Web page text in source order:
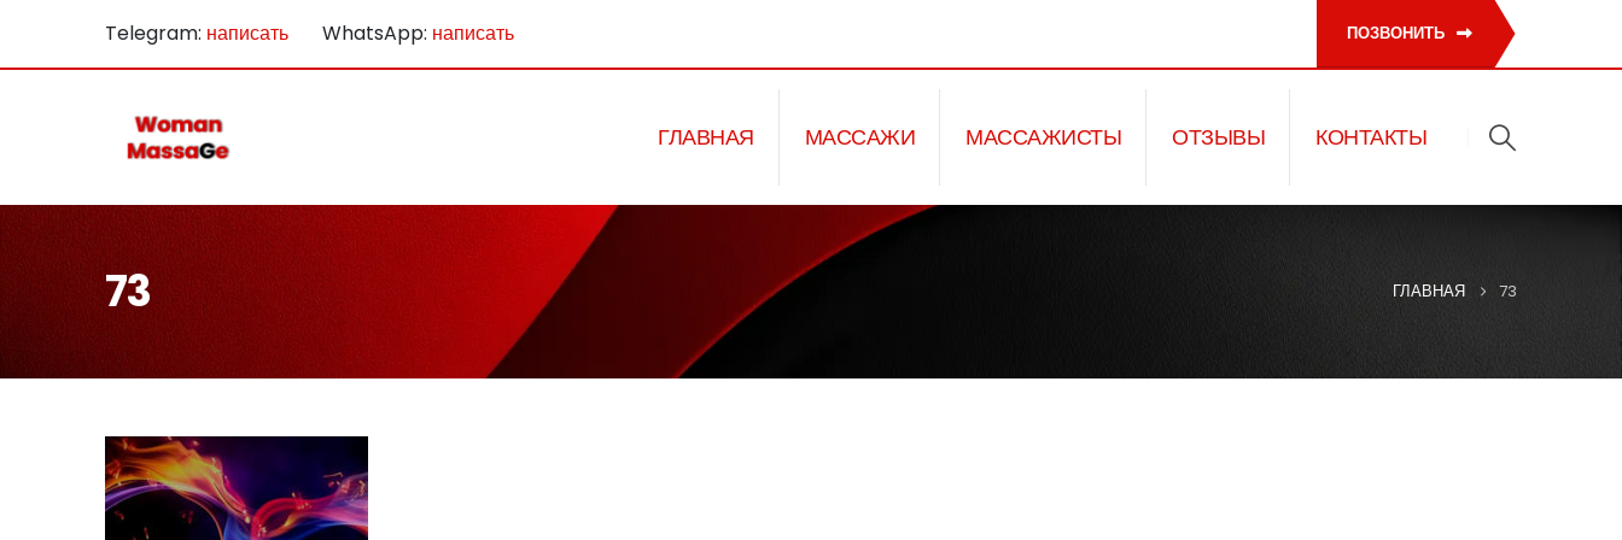
Telegram: написать WhatsApp: написать ПОЗВОНИТЬ
ГЛАВНАЯ МАССАЖИ МАССАЖИСТЫ ОТЗЫВЫ КОНТАКТЫ
73 ГЛАВНАЯ 73